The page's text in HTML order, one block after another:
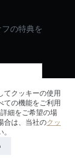
てクッキーの使用
ての機能をご利用
細をご希望の場
合は、当社のクッ
の特典を
DAY